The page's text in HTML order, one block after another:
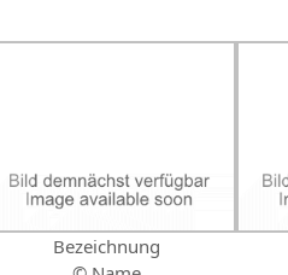
Bezeichnung